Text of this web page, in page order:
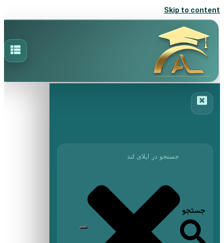
Skip to content
جستجو